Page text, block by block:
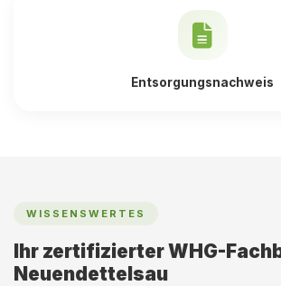
Entsorgungsnachweis
WISSENSWERTES
Ihr zertifizierter WHG-
Neuendettelsau